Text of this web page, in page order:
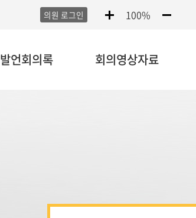
100%
의원 로그인
발언회의록 회의영상자료